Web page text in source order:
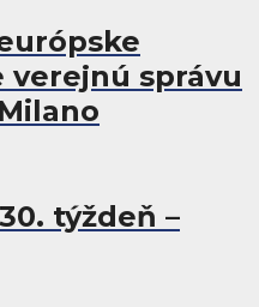
verejnú správu
týždeň –